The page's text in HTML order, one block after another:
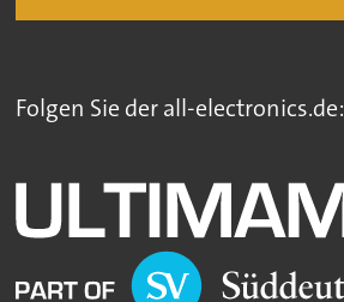
Folgen Sie der all-electronics.de: